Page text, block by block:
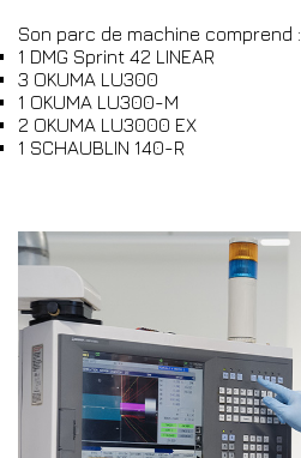
Son parc de machine comprend :
1 DMG Sprint 42 LINEAR
3 OKUMA LU300
1 OKUMA LU300-M
2 OKUMA LU3000 EX
1 SCHAUBLIN 140-R